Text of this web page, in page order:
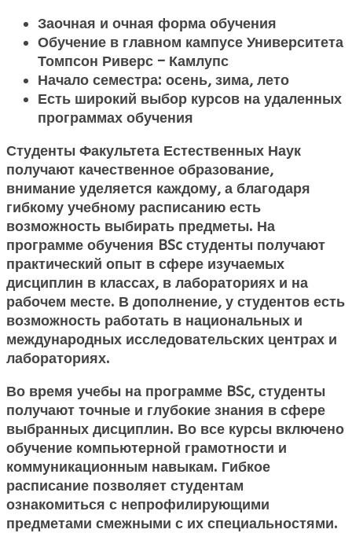
Заочная и очная форма обучения
Обучение в главном кампусе Университета
Томпсон Риверс – Камлупс
Начало семестра: осень, зима, лето
Есть широкий выбор курсов на удаленных
программах обучения
Студенты Факультета Естественных Наук
получают качественное образование,
внимание уделяется каждому, а благодаря
гибкому учебному расписанию есть
возможность выбирать предметы. На
программе обучения BSc студенты получают
практический опыт в сфере изучаемых
дисциплин в классах, в лабораториях и на
рабочем месте. В дополнение, у студентов есть
возможность работать в национальных и
международных исследовательских центрах и
лабораториях.
Во время учебы на программе BSc, студенты
получают точные и глубокие знания в сфере
выбранных дисциплин. Во все курсы включено
обучение компьютерной грамотности и
коммуникационным навыкам. Гибкое
расписание позволяет студентам
ознакомиться с непрофилирующими
предметами смежными с их специальностями.